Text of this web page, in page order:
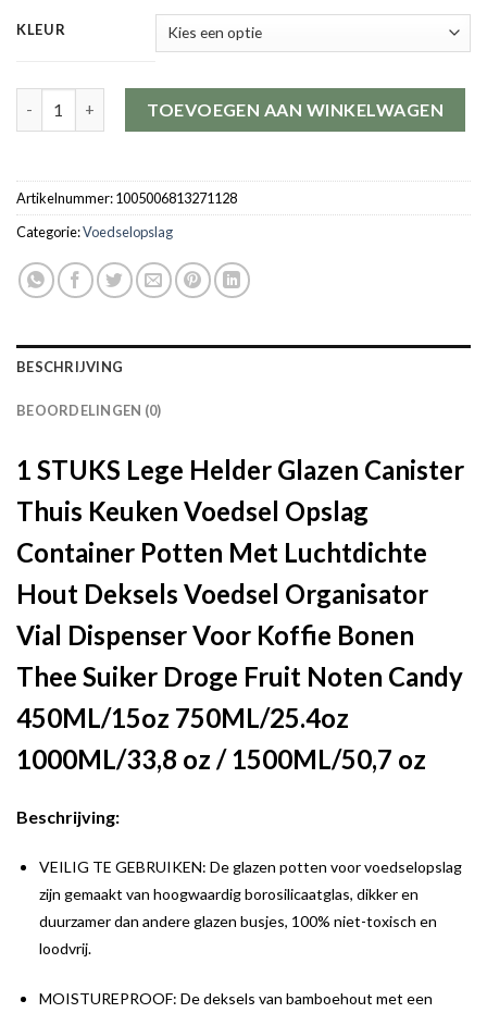
KLEUR
TOEVOEGEN AAN WINKELWAGEN
Artikelnummer:1005006813271128
Categorie:Voedselopslag
BESCHRIJVING
BEOORDELINGEN (0)
1 STUKS Lege Helder Glazen Canister
Thuis Keuken Voedsel Opslag
Container Potten Met Luchtdichte
Hout Deksels Voedsel Organisator
Vial Dispenser Voor Koffie Bonen
Thee Suiker Droge Fruit Noten Candy
450ML/15oz 750ML/25.4oz
1000ML/33,8 oz / 1500ML/50,7 oz
Beschrijving:
VEILIG TE GEBRUIKEN: De glazen potten voor voedselopslag
zijn gemaakt van hoogwaardig borosilicaatglas, dikker en
duurzamer dan andere glazen busjes, 100% niet-toxisch en
loodvrij.
MOISTUREPROOF: De deksels van bamboehout met een